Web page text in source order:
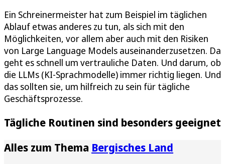
Ein Schreinermeister hat zum Beispiel im täglichen
Ablauf etwas anderes zu tun, als sich mit den
Möglichkeiten, vor allem aber auch mit den Risiken
von Large Language Models auseinanderzusetzen. Da
geht es schnell um vertrauliche Daten. Und darum, ob
die LLMs (KI-Sprachmodelle) immer richtig liegen. Und
das sollten sie, um hilfreich zu sein für tägliche
Geschäftsprozesse.
Tägliche Routinen sind besonders geeignet
Alles zum Thema Bergisches Land